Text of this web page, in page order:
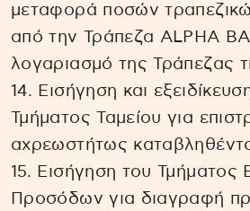
μεταφορά ποσών
από την Τράπεζα ALPHA
λογαριασμό της Τράπεζας
14. Εισήγηση και
Τμήματος Ταμείου για
αχρεωστήτως
15. Εισήγηση του Τμήματος
Προσόδων για διαγραφή